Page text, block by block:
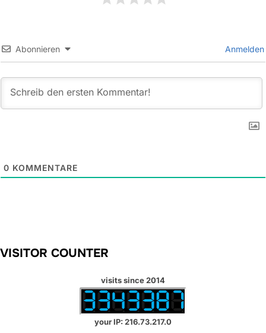
Abonnieren Anmelden
0 KOMMENTARE
VISITOR COUNTER
visits since 2014
your IP: 216.73.217.0